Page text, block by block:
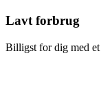
Lavt forbrug
Billigst for dig med